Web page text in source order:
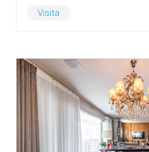
Visita